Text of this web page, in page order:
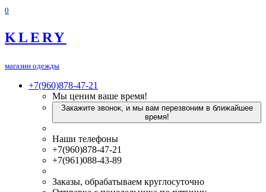
0
KLERY
магазин одежды
+7(960)878-47-21
Мы ценим ваше время!
Закажите звонок, и мы вам перезвоним в ближайшее
время!
Наши телефоны
+7(960)878-47-21
+7(961)088-43-89
Заказы, обрабатываем круглосуточно